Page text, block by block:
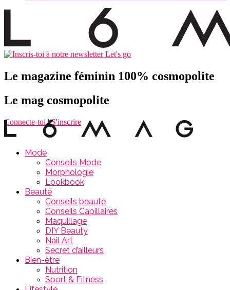
Let's go
Le magazine féminin 100% cosmopolite
Le mag cosmopolite
Connecte-toi|S'inscrire
Mode
Conseils Mode
Morphologie
Lookbook
Beauté
Conseils beauté
Conseils Capillaires
Maquillage
DIY Beauty
Nail Art
Secret d’ailleurs
Bien-être
Nutrition
Sport & Fitness